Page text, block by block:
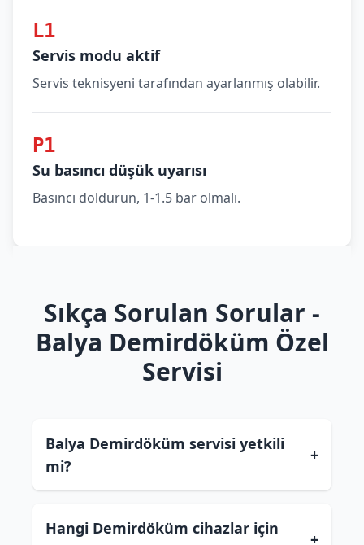
L1
Servis modu aktif
Servis teknisyeni tarafından ayarlanmış olabilir.
P1
Su basıncı düşük uyarısı
Basıncı doldurun, 1-1.5 bar olmalı.
Sıkça Sorulan Sorular -
Balya Demirdöküm Özel
Servisi
Balya Demirdöküm servisi yetkili
mi?
+
Hangi Demirdöküm cihazlar için
+